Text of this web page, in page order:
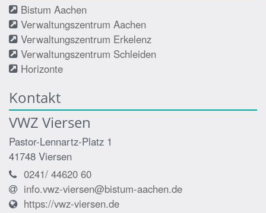
Bistum Aachen
Verwaltungszentrum Aachen
Verwaltungszentrum Erkelenz
Verwaltungszentrum Schleiden
Horizonte
Kontakt
VWZ Viersen
Pastor-Lennartz-Platz 1
41748 Viersen
0241/ 44620 60
info.vwz-viersen@bistum-aachen.de
https://vwz-viersen.de